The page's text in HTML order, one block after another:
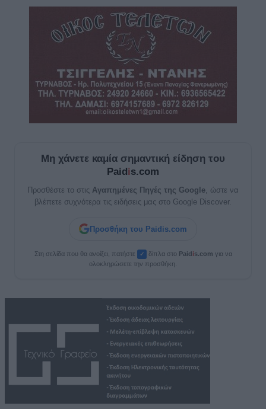
Μη χάνετε καμία σημαντική είδηση του
Paidis.com
Προσθέστε το στις Αγαπημένες Πηγές της Google , ώστε να
βλέπετε συχνότερα τις ειδήσεις μας στο Google Discover.
Προσθήκη του Paidis.com
Στη σελίδα που θα ανοίξει, πατήστε ✓ δίπλα στο Paidis.com για να
ολοκληρώσετε την προσθήκη.